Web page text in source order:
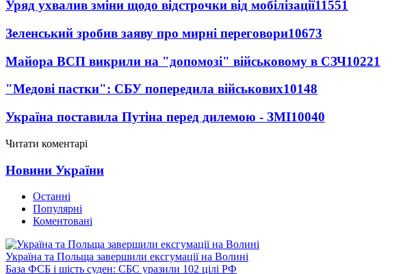
Уряд ухвалив зміни щодо відстрочки від мобілізації11551
Зеленський зробив заяву про мирні переговори10673
Майора ВСП викрили на "допомозі" військовому в СЗЧ10221
"Медові пастки": СБУ попередила військових10148
Україна поставила Путіна перед дилемою - ЗМІ10040
Читати коментарі
Новини України
Останні
Популярні
Коментовані
Україна та Польща завершили ексгумації на Волині
База ФСБ і шість суден: СБС уразили 102 цілі РФ